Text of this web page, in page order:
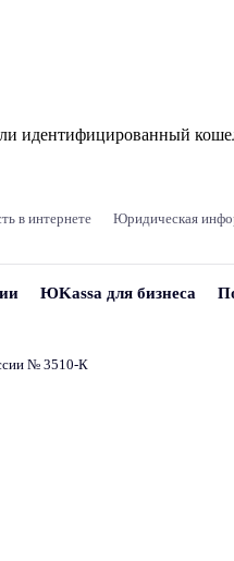
идентифицированный
в интернете Юридическая
ЮKassa для бизнеса
№ 3510‑К